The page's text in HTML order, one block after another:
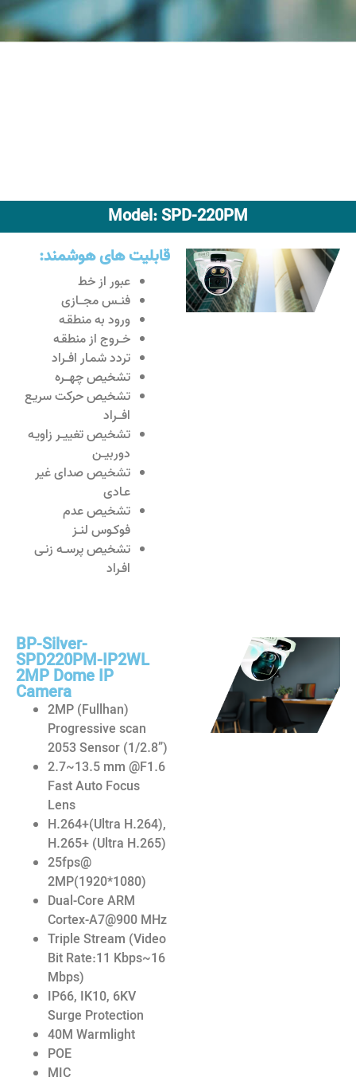
Model: SPD-220PM
قابلیت های هوشمند:
عبور از خط
فنــس مجـــازی
ورود به منطقـه
خــروج از منطقـه
تردد شمـار افــراد
تشخیص چهـــره
تشخیص حرکت سریـع
افـــراد
تشخیص تغییــر زاویـه
دوربیــن
تشخیص صدای غیر
عـادی
تشخیص عدم
فوکـوس لنــز
تشخیص پرســه زنـی
افـراد
BP-Silver-
SPD220PM-IP2WL
2MP Dome IP
Camera
2MP (Fullhan)
Progressive scan
2053 Sensor (1/2.8”)
2.7~13.5 mm @F1.6
Fast Auto Focus
Lens
H.264+(Ultra H.264),
H.265+ (Ultra H.265)
25fps@
2MP(1920*1080)
Dual-Core ARM
Cortex-A7@900 MHz
Triple Stream (Video
Bit Rate:11 Kbps~16
Mbps)
IP66, IK10, 6KV
Surge Protection
40M Warmlight
POE
MIC